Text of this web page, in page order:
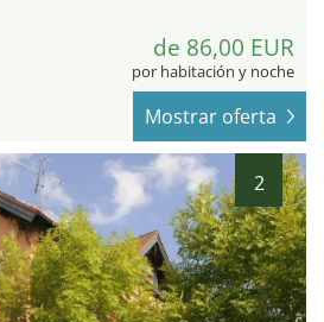
de 86,00 EUR
por habitación y noche
Mostrar oferta
2